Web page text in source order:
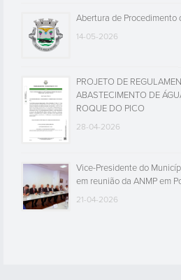
Abertura de Procedimento
14-05-2026
PROJETO DE
ABASTECIMENTO DE
ROQUE DO PICO
28-04-2026
Vice-Presidente do
em reunião da ANMP em
21-04-2026